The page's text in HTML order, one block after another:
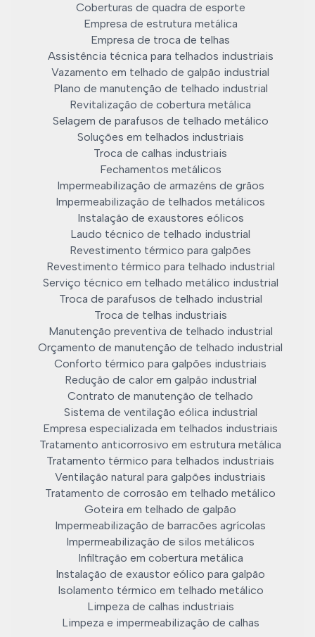
Coberturas de quadra de esporte
Empresa de estrutura metálica
Empresa de troca de telhas
Assistência técnica para telhados industriais
Vazamento em telhado de galpão industrial
Plano de manutenção de telhado industrial
Revitalização de cobertura metálica
Selagem de parafusos de telhado metálico
Soluções em telhados industriais
Troca de calhas industriais
Fechamentos metálicos
Impermeabilização de armazéns de grãos
Impermeabilização de telhados metálicos
Instalação de exaustores eólicos
Laudo técnico de telhado industrial
Revestimento térmico para galpões
Revestimento térmico para telhado industrial
Serviço técnico em telhado metálico industrial
Troca de parafusos de telhado industrial
Troca de telhas industriais
Manutenção preventiva de telhado industrial
Orçamento de manutenção de telhado industrial
Conforto térmico para galpões industriais
Redução de calor em galpão industrial
Contrato de manutenção de telhado
Sistema de ventilação eólica industrial
Empresa especializada em telhados industriais
Tratamento anticorrosivo em estrutura metálica
Tratamento térmico para telhados industriais
Ventilação natural para galpões industriais
Tratamento de corrosão em telhado metálico
Goteira em telhado de galpão
Impermeabilização de barracões agrícolas
Impermeabilização de silos metálicos
Infiltração em cobertura metálica
Instalação de exaustor eólico para galpão
Isolamento térmico em telhado metálico
Limpeza de calhas industriais
Limpeza e impermeabilização de calhas